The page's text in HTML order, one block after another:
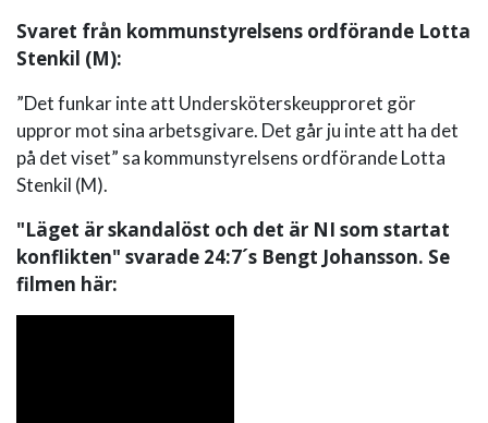
Svaret från kommunstyrelsens ordförande Lotta
Stenkil (M):
”Det funkar inte att Undersköterskeupproret gör
uppror mot sina arbetsgivare. Det går ju inte att ha det
på det viset” sa kommunstyrelsens ordförande Lotta
Stenkil (M).
"Läget är skandalöst och det är NI som startat
konflikten" svarade 24:7´s Bengt Johansson. Se
filmen här: